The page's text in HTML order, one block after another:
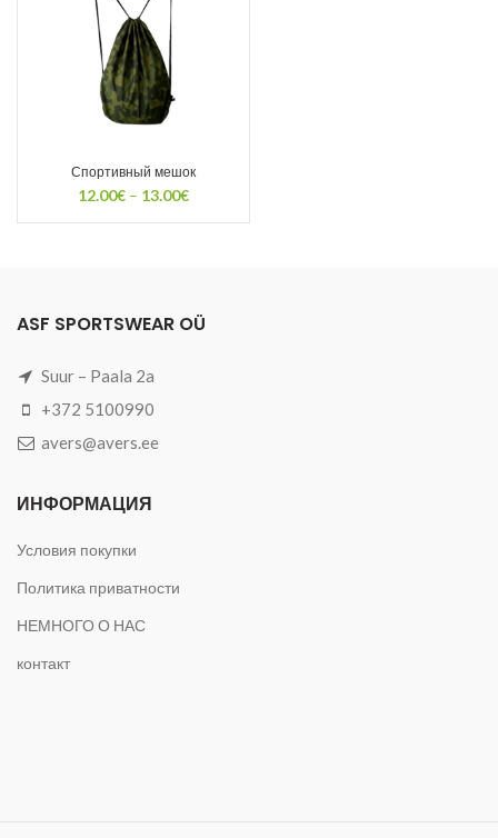
Спортивный мешок
12.00€ – 13.00€Диапазон
ASF SPORTSWEAR OÜ
Suur – Paala 2a
+372 5100990
avers@avers.ee
ИНФОРМАЦИЯ
Условия покупки
Политика приватности
НЕМНОГО О НАС
контакт